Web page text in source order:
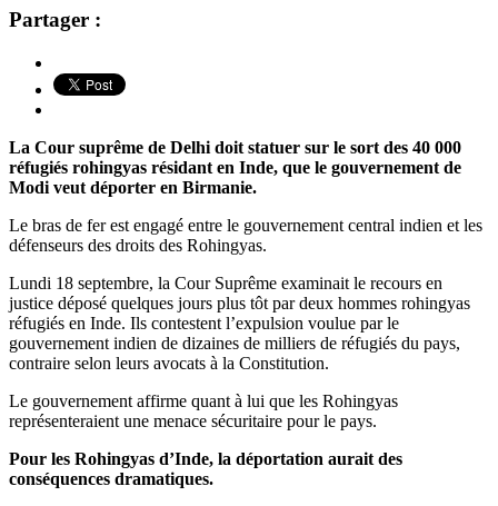
Partager :
La Cour suprême de Delhi doit statuer sur le sort des 40 000
réfugiés rohingyas résidant en Inde, que le gouvernement de
Modi veut déporter en Birmanie.
Le bras de fer est engagé entre le gouvernement central indien et les
défenseurs des droits des Rohingyas.
Lundi 18 septembre, la Cour Suprême examinait le recours en
justice déposé quelques jours plus tôt par deux hommes rohingyas
réfugiés en Inde. Ils contestent l’expulsion voulue par le
gouvernement indien de dizaines de milliers de réfugiés du pays,
contraire selon leurs avocats à la Constitution.
Le gouvernement affirme quant à lui que les Rohingyas
représenteraient une menace sécuritaire pour le pays.
Pour les Rohingyas d’Inde, la déportation aurait des
conséquences dramatiques.